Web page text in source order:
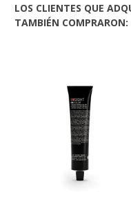
LOS CLIENTES QUE
TAMBIÉN COMPRARON: